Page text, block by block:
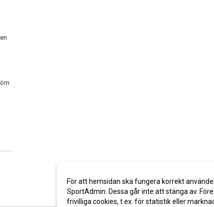
För att hemsidan ska fungera korrekt
SportAdmin. Dessa går inte att stänga av.
frivilliga cookies, t.ex. för statistik eller